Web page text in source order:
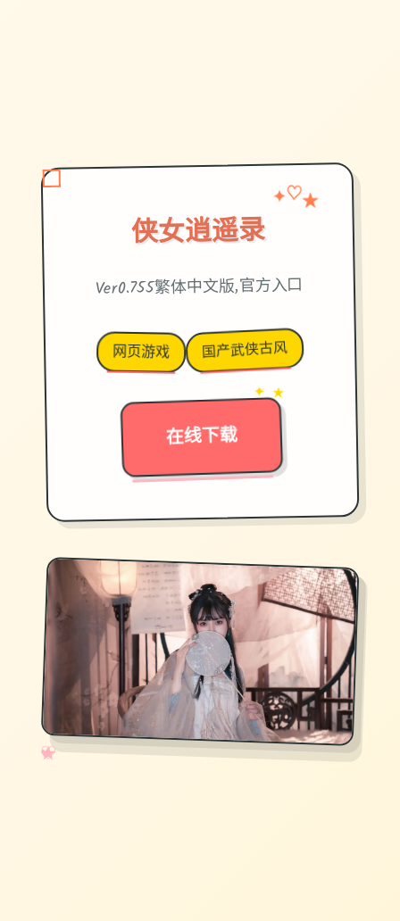
侠女逍遥录
✦♡★
Ver0.755繁体中文版,官方入口
网页游戏 国产武侠古风
在线下载
→
✦ ★
✧
♡
★
♥